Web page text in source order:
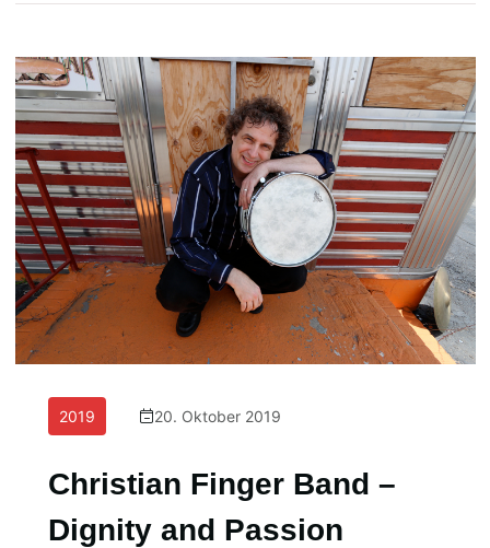
2019 20. Oktober 2019
Christian Finger Band –
Dignity and Passion